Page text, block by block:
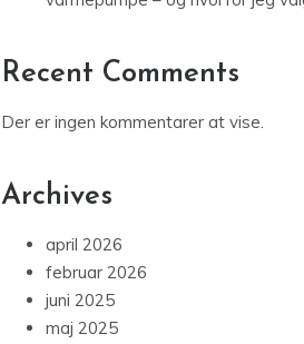
Recent Comments
Der er ingen kommentarer at vise.
Archives
april 2026
februar 2026
juni 2025
maj 2025